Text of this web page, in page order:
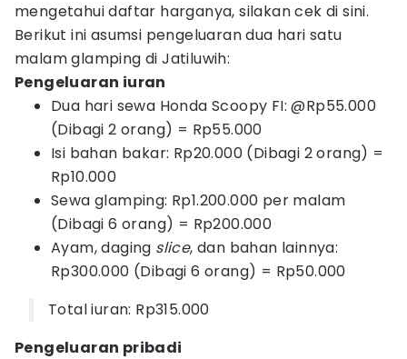
mengetahui daftar harganya, silakan cek di sini.
Berikut ini asumsi pengeluaran dua hari satu
malam glamping di Jatiluwih:
Pengeluaran iuran
Dua hari sewa Honda Scoopy FI: @Rp55.000
(Dibagi 2 orang) = Rp55.000
Isi bahan bakar: Rp20.000 (Dibagi 2 orang) =
Rp10.000
Sewa glamping: Rp1.200.000 per malam
(Dibagi 6 orang) = Rp200.000
Ayam, daging slice, dan bahan lainnya:
Rp300.000 (Dibagi 6 orang) = Rp50.000
Total iuran: Rp315.000
Pengeluaran pribadi